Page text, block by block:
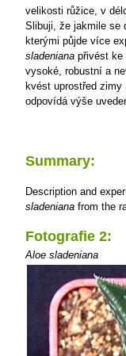
velikosti růžice, v
Slibuji, že jakmile se
kterými půjde více
sladeniana přivést ke
vysoké, robustní a
kvést uprostřed
odpovídá výše
Summary:
Description and
sladeniana from the
Fotografie 2:
Aloe sladeniana